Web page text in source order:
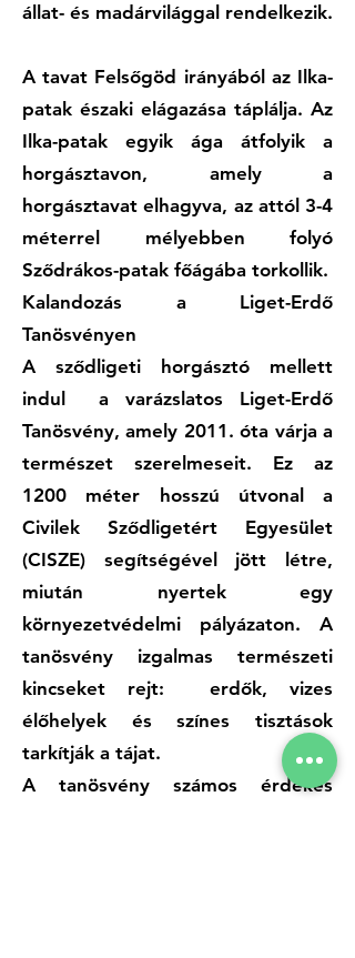
állat- és madárvilággal rendelkezik.
A tavat Felsőgöd irányából az Ilka-
patak északi elágazása táplálja. Az
Ilka-patak egyik ága átfolyik a
horgásztavon, amely a
horgásztavat elhagyva, az attól 3-4
méterrel mélyebben folyó
Sződrákos-patak főágába torkollik.
Kalandozás a Liget-Erdő
Tanösvényen
A sződligeti horgásztó mellett
indul a varázslatos Liget-Erdő
Tanösvény, amely 2011. óta várja a
természet szerelmeseit. Ez az
1200 méter hosszú útvonal a
Civilek Sződligetért Egyesület
(CISZE) segítségével jött létre,
miután nyertek egy
környezetvédelmi pályázaton. A
tanösvény izgalmas természeti
kincseket rejt: erdők, vizes
élőhelyek és színes tisztások
tarkítják a tájat.
A tanösvény számos érdekes